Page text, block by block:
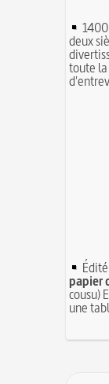
deux
toute la
papier
cousu)
une